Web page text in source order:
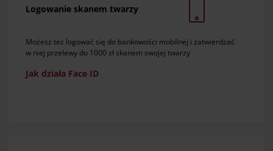
Logowanie skanem twarzy
Możesz też logować się do bankowości mobilnej i zatwierdzać
w niej przelewy do 1000 zł skanem swojej twarzy
Jak działa Face ID